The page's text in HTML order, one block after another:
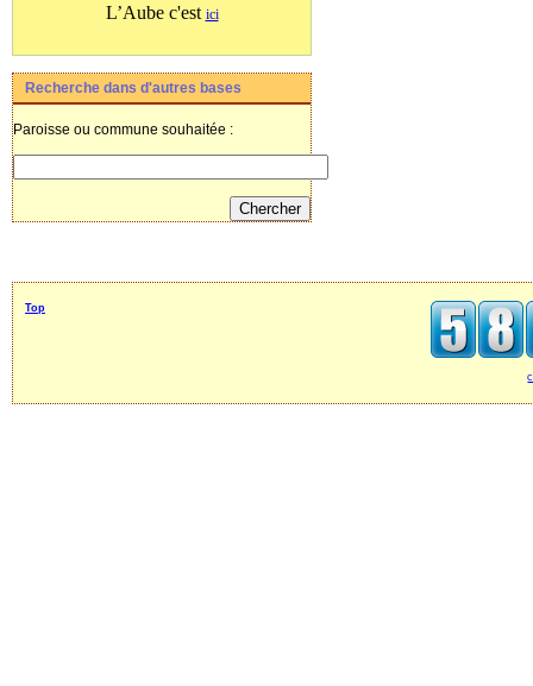
L’Aube c'est ici
Recherche dans d'autres bases
Paroisse ou commune souhaitée :
Top